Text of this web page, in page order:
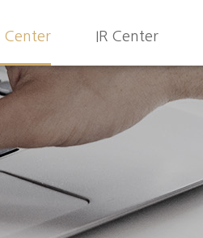
Center IR Center